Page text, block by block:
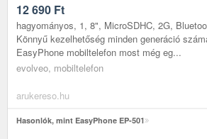
12 690 Ft
hagyományos, 1, 8", MicroSDHC, 2G,
Könnyű kezelhetőség minden generáció
EasyPhone mobiltelefon most még eg...
evolveo, mobiltelefon
arukereso.hu
Hasonlók, mint EasyPhone EP-501